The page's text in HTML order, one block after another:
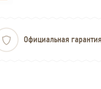
Официальная